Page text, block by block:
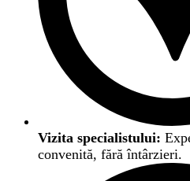
Vizita specialistului:
convenită, fără întârzieri.